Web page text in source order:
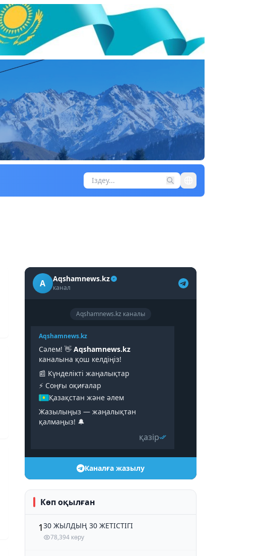
A Aqshamnews.kz
канал
Aqshamnews.kz каналы
Aqshamnews.kz
Сәлем! 👋 Aqshamnews.kz
каналына қош келдіңіз!
📰 Күнделікті жаңалықтар
⚡️ Соңғы оқиғалар
Қазақстан және әлем
Жазылыңыз — жаңалықтан
қалмаңыз! 🔔
қазір
Каналға жазылу
Көп оқылған
130 ЖЫЛДЫҢ 30 ЖЕТІСТІГІ
78,394 көру